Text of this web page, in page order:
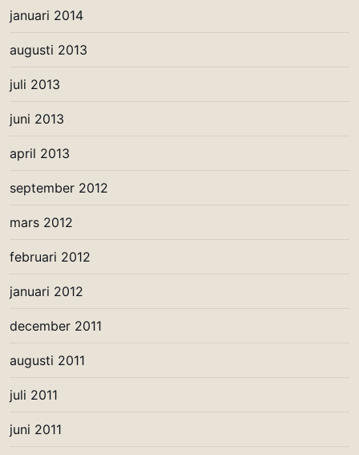
januari 2014
augusti 2013
juli 2013
juni 2013
april 2013
september 2012
mars 2012
februari 2012
januari 2012
december 2011
augusti 2011
juli 2011
juni 2011